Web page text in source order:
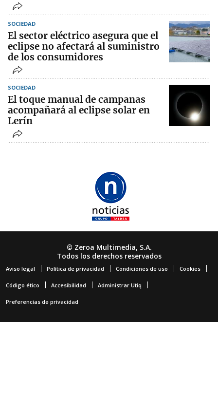
SOCIEDAD
El sector eléctrico asegura que el
eclipse no afectará al suministro
de los consumidores
SOCIEDAD
El toque manual de campanas
acompañará al eclipse solar en
Lerín
© Zeroa Multimedia, S.A.
Todos los derechos reservados
Aviso legal Política de privacidad Condiciones de uso Cookies
Código ético Accesibilidad Administrar Utiq
Preferencias de privacidad